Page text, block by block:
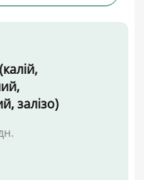
залізо)